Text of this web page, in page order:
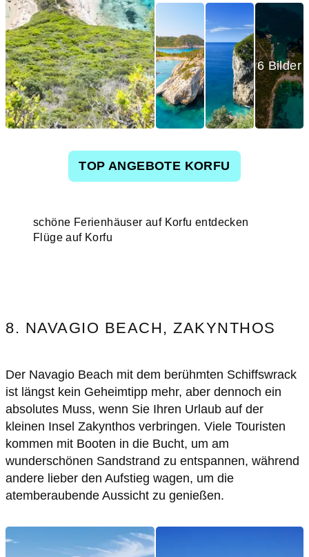
6 Bilder
TOP ANGEBOTE KORFU
schöne Ferienhäuser auf Korfu entdecken
Flüge auf Korfu
8. NAVAGIO BEACH, ZAKYNTHOS
Der Navagio Beach mit dem berühmten Schiffswrack
ist längst kein Geheimtipp mehr, aber dennoch ein
absolutes Muss, wenn Sie Ihren Urlaub auf der
kleinen Insel Zakynthos verbringen. Viele Touristen
kommen mit Booten in die Bucht, um am
wunderschönen Sandstrand zu entspannen, während
andere lieber den Aufstieg wagen, um die
atemberaubende Aussicht zu genießen.